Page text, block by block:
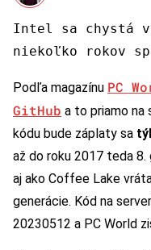
Intel sa chystá
niekoľko rokov
Podľa magazínu PC
GitHub a to priamo na
kódu bude záplaty sa
až do roku 2017 teda 8.
aj ako Coffee Lake
generácie. Kód na
20230512 a PC World